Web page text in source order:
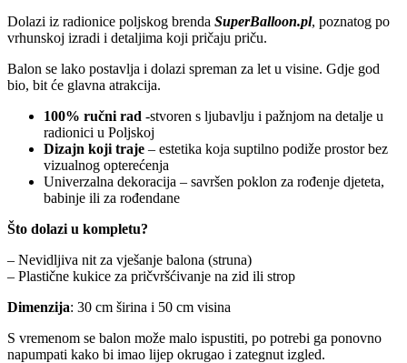
Dolazi iz radionice poljskog brenda SuperBalloon.pl, poznatog po
vrhunskoj izradi i detaljima koji pričaju priču.
Balon se lako postavlja i dolazi spreman za let u visine. Gdje god
bio, bit će glavna atrakcija.
100% ručni rad -stvoren s ljubavlju i pažnjom na detalje u
radionici u Poljskoj
Dizajn koji traje – estetika koja suptilno podiže prostor bez
vizualnog opterećenja
Univerzalna dekoracija – savršen poklon za rođenje djeteta,
babinje ili za rođendane
Što dolazi u kompletu?
– Nevidljiva nit za vješanje balona (struna)
– Plastične kukice za pričvršćivanje na zid ili strop
Dimenzija: 30 cm širina i 50 cm visina
S vremenom se balon može malo ispustiti, po potrebi ga ponovno
napumpati kako bi imao lijep okrugao i zategnut izgled.